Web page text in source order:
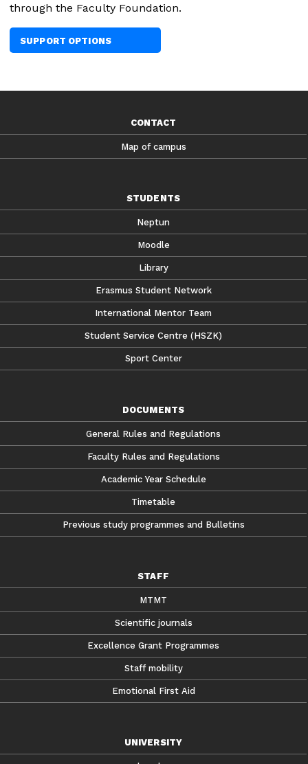
through the Faculty Foundation.
SUPPORT OPTIONS
CONTACT
Map of campus
STUDENTS
Neptun
Moodle
Library
Erasmus Student Network
International Mentor Team
Student Service Centre (HSZK)
Sport Center
DOCUMENTS
General Rules and Regulations
Faculty Rules and Regulations
Academic Year Schedule
Timetable
Previous study programmes and Bulletins
STAFF
MTMT
Scientific journals
Excellence Grant Programmes
Staff mobility
Emotional First Aid
UNIVERSITY